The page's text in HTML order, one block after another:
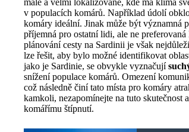
malé a velmi lokalizované, kde má klima
v populacích komárů. Například údolí
komáry ideální. Jinak může být významná
příjemná pro ostatní lidi, ale ne
plánování cesty na Sardinii je však
lze řešit, aby bylo možné identifikovat
jako je Sardinie, se obvykle vyznačují
snížení populace komárů. Omezení
což následně činí tato místa pro komáry
kamkoli, nezapomínejte na tuto skutečnost
komářímu štípnutí.